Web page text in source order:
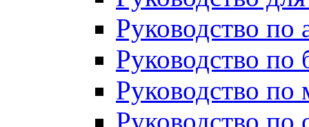
Руководство
Руководство по
Руководство